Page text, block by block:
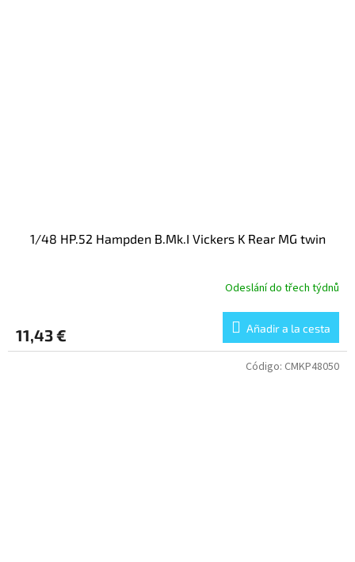
1/48 HP.52 Hampden B.Mk.I Vickers K Rear MG twin
Odeslání do třech týdnů
11,43 € Añadir a la cesta
Código: CMKP48050